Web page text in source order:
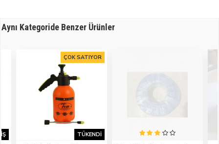
Aynı Kategoride Benzer Ürünler
ÇOK SATIYOR
TÜKENDI